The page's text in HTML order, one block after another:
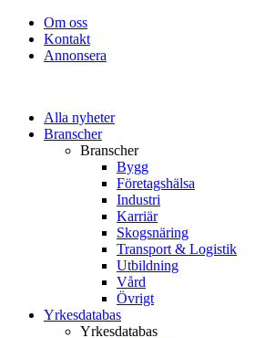
Om oss
Kontakt
Annonsera
Alla nyheter
Branscher
Branscher
Bygg
Företagshälsa
Industri
Karriär
Skogsnäring
Transport & Logistik
Utbildning
Vård
Övrigt
Yrkesdatabas
Yrkesdatabas